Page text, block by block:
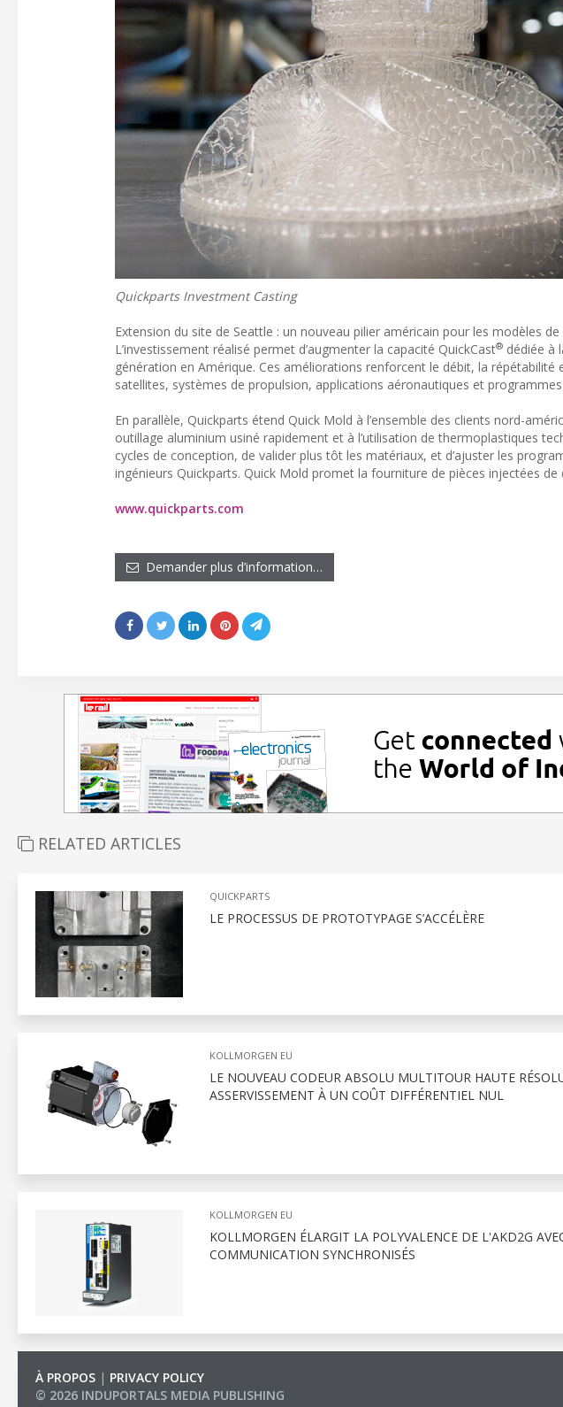
Quickparts Investment Casting
Extension du site de Seattle : un nouveau pilier américain pour les modèles
L’investissement réalisé permet d’augmenter la capacité QuickCast® dédiée à
génération en Amérique. Ces améliorations renforcent le débit, la
satellites, systèmes de propulsion, applications aéronautiques et
En parallèle, Quickparts étend Quick Mold à l’ensemble des clients nord-
outillage aluminium usiné rapidement et à l’utilisation de thermoplastiques
cycles de conception, de valider plus tôt les matériaux, et d’ajuster les
ingénieurs Quickparts. Quick Mold promet la fourniture de pièces injectées
www.quickparts.com
Demander plus d’information…
RELATED ARTICLES
QUICKPARTS
LE PROCESSUS DE PROTOTYPAGE S’ACCÉLÈRE
KOLLMORGEN EU
LE NOUVEAU CODEUR ABSOLU MULTITOUR HAUTE
ASSERVISSEMENT À UN COÛT DIFFÉRENTIEL NUL
KOLLMORGEN EU
KOLLMORGEN ÉLARGIT LA POLYVALENCE DE L'AKD2G
COMMUNICATION SYNCHRONISÉS
À PROPOS | PRIVACY POLICY
© 2026 INDUPORTALS MEDIA PUBLISHING